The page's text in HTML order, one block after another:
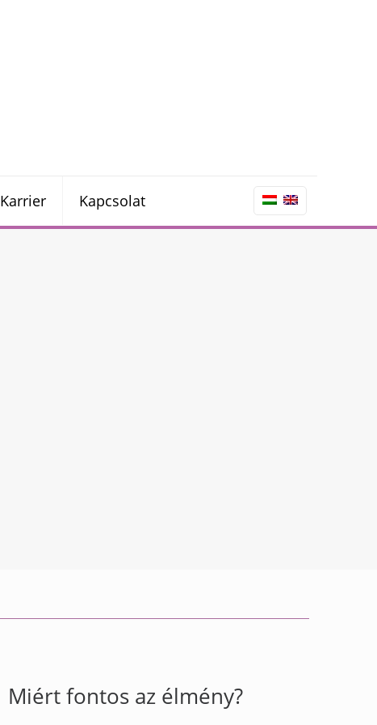
Karrier Kapcsolat
Miért fontos az élmény?